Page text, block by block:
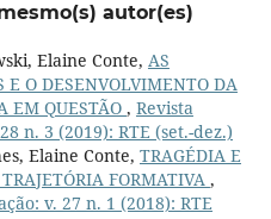
autor(es)
Elaine Conte, AS
E O DESENVOLVIMENTO DA
EM QUESTÃO , Revista
n. 3 (2019): RTE (set.-dez.)
Elaine Conte, TRAGÉDIA E
FORMATIVA ,
v. 27 n. 1 (2018): RTE